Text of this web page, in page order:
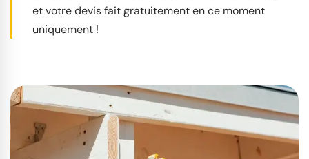
et votre devis fait gratuitement en ce moment
uniquement !